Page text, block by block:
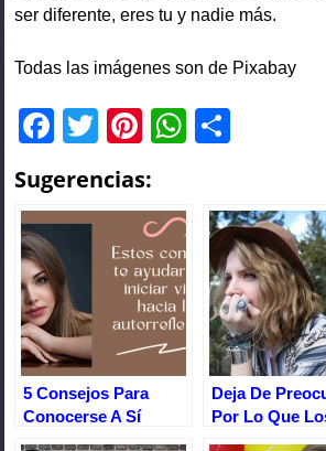
ser diferente, eres tu y nadie más.
Todas las imágenes son de Pixabay
F
c
e
b
o
o
k
T
wi
tt
Pi
er
e
st
W
A
p
ar
tir
Sugerencias:
5 Consejos Para
Conocerse A Sí
Deja De
Por Lo Que